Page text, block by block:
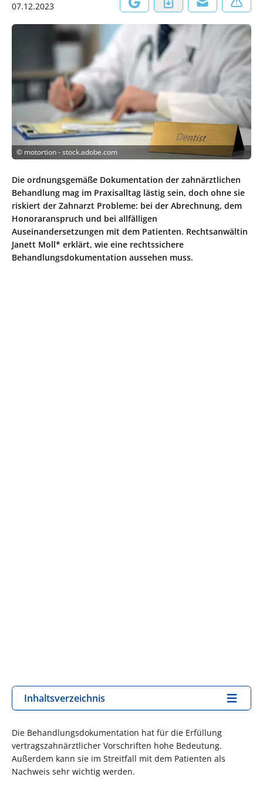
07.12.2023
© motortion - stock.adobe.com
Die ordnungsgemäße Dokumentation der zahnärztlichen
Behandlung mag im Praxisalltag lästig sein, doch ohne sie
riskiert der Zahnarzt Probleme: bei der Abrechnung, dem
Honoraranspruch und bei allfälligen
Auseinandersetzungen mit dem Patienten. Rechtsanwältin
Janett Moll* erklärt, wie eine rechtssichere
Behandlungsdokumentation aussehen muss.
Inhaltsverzeichnis
Die Behandlungsdokumentation hat für die Erfüllung
vertragszahnärztlicher Vorschriften hohe Bedeutung.
Außerdem kann sie im Streitfall mit dem Patienten als
Nachweis sehr wichtig werden.